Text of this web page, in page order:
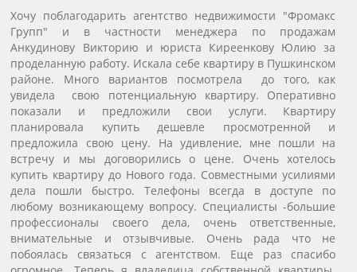
Хочу поблагодарить агентство недвижимости "Фромакс
Групп" и в частности менеджера по продажам
Анкудинову Викторию и юриста Киреенкову Юлию за
проделанную работу. Искала себе квартиру в Пушкинском
районе. Много вариантов посмотрела до того, как
увидела свою потенциальную квартиру. Оперативно
показали и предложили свои услуги. Квартиру
планировала купить дешевле просмотренной и
предложила свою цену. На удивление, мне пошли на
встречу и мы договорились о цене. Очень хотелось
купить квартиру до Нового года. Совместными усилиями
дела пошли быстро. Телефоны всегда в доступе по
любому возникающему вопросу. Специалисты -большие
профессионалы своего дела, очень ответственные,
внимательные и отзывчивые. Очень рада что не
побоялась связаться с агентством. Еще раз спасибо